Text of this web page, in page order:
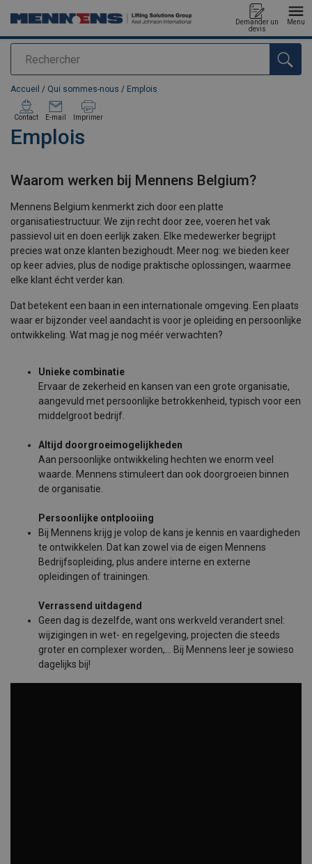
Rechercher
Demander un
devis
Menu
Ajouté au panier
Accueil / Qui sommes-nous / Emplois
Emplois
Contact E-mail Imprimer
Waarom werken bij Mennens Belgium?
Mennens Belgium kenmerkt zich door een platte
organisatiestructuur. We zijn recht door zee, voeren het vak
passievol uit en doen eerlijk zaken. Elke medewerker begrijpt
precies wat onze klanten bezighoudt. Meer nog: we bieden keer
op keer advies, plus de nodige praktische oplossingen, waarmee
elke klant écht verder kan.
Dat betekent een baan in een internationale omgeving. Een plaats
waar er bijzonder veel aandacht is voor je opleiding en persoonlijke
ontwikkeling. Wat mag je nog méér verwachten?
Unieke combinatie
Ervaar de zekerheid en kansen van een grote organisatie,
aangevuld met persoonlijke betrokkenheid, typisch voor een
middelgroot bedrijf.
Altijd doorgroeimogelijkheden
Aan persoonlijke ontwikkeling hechten we enorm veel
waarde. Mennens stimuleert dan ook doorgroeien binnen
de organisatie.
Persoonlijke ontplooiing
Bij Mennens krijg je volop de kans je kennis en vaardigheden
te ontwikkelen. Dat kan zowel via de eigen Mennens
Bedrijfsopleiding, plus andere interne en externe
opleidingen of trainingen.
Verrassend uitdagend
Geen dag is dezelfde, want ons werkveld verandert snel:
wijzigingen in wet- en regelgeving, projecten die steeds
groter en complexer worden,... Bij Mennens leer je sowieso
dagelijks bij!